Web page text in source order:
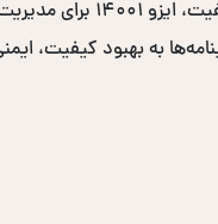
به بهبود کیفیت،